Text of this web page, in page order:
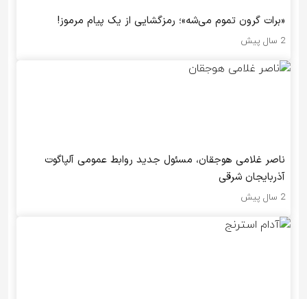
«برات گرون تموم می‌شه»؛ رمزگشایی از یک پیام مرموز!
2 سال پیش
ناصر غلامی هوجقان، مسئول جدید روابط عمومی آلپاگوت
آذربایجان شرقی
2 سال پیش